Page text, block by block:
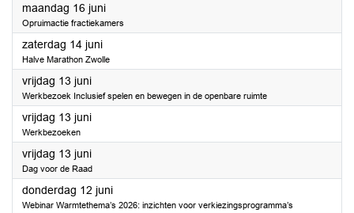
maandag 16 juni2025
Opruimactie fractiekamers
zaterdag 14 juni2025
Halve Marathon Zwolle
vrijdag 13 juni2025
Werkbezoek Inclusief spelen en bewegen in de openbare ruimte
vrijdag 13 juni2025
Werkbezoeken
vrijdag 13 juni2025
Dag voor de Raad
donderdag 12 juni2025
Webinar Warmtethema’s 2026: inzichten voor verkiezingsprogramma’s